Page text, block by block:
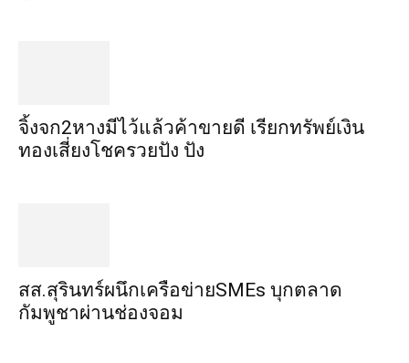
จิ้งจก​2​หาง​มีไว้แล้ว​ค้าขาย​ดี​ เรียก​ทรัพย์เงิน
ทอง​เสี่ยงโชค​รวยปัง​ ปัง​
สส.สุรินทร์ผนึกเครือข่ายSMEs บุกตลาด
กัมพูชาผ่านช่องจอม